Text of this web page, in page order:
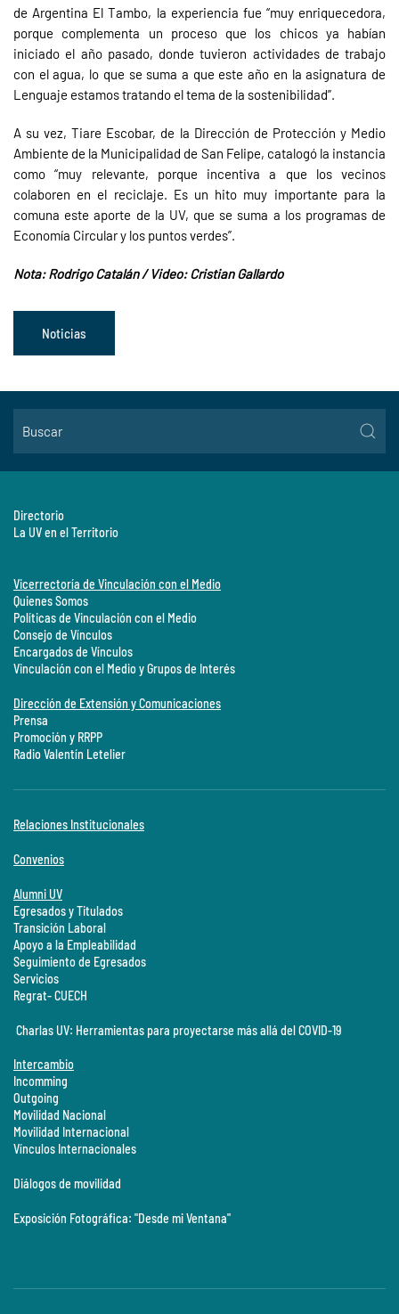
de Argentina El Tambo, la experiencia fue “muy enriquecedora,
porque complementa un proceso que los chicos ya habían
iniciado el año pasado, donde tuvieron actividades de trabajo
con el agua, lo que se suma a que este año en la asignatura de
Lenguaje estamos tratando el tema de la sostenibilidad”.
A su vez, Tiare Escobar, de la Dirección de Protección y Medio
Ambiente de la Municipalidad de San Felipe, catalogó la instancia
como “muy relevante, porque incentiva a que los vecinos
colaboren en el reciclaje. Es un hito muy importante para la
comuna este aporte de la UV, que se suma a los programas de
Economía Circular y los puntos verdes”.
Nota: Rodrigo Catalán / Video: Cristian Gallardo
Noticias
Directorio
La UV en el Territorio
Vicerrectoría de Vinculación con el Medio
Quienes Somos
Políticas de Vinculación con el Medio
Consejo de Vínculos
Encargados de Vínculos
Vinculación con el Medio y Grupos de Interés
Dirección de Extensión y Comunicaciones
Prensa
Promoción y RRPP
Radio Valentín Letelier
Relaciones Institucionales
Convenios
Alumni UV
Egresados y Titulados
Transición Laboral
Apoyo a la Empleabilidad
Seguimiento de Egresados
Servicios
Regrat- CUECH
Charlas UV: Herramientas para proyectarse más allá del COVID-19
Intercambio
Incomming
Outgoing
Movilidad Nacional
Movilidad Internacional
Vínculos Internacionales
Diálogos de movilidad
Exposición Fotográfica: "Desde mi Ventana"